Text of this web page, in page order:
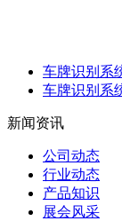
车牌识别系
车牌识别系
新闻资讯
公司动态
行业动态
产品知识
展会风采